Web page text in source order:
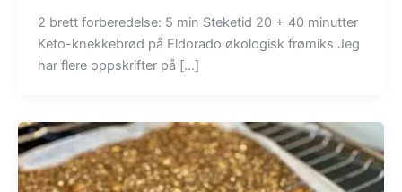
2 brett forberedelse: 5 min Steketid 20 + 40 minutter
Keto-knekkebrød på Eldorado økologisk frømiks Jeg
har flere oppskrifter på […]